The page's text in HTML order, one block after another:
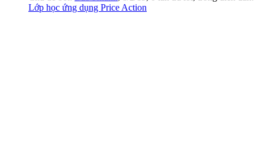
Lớp học ứng dụng Price Action